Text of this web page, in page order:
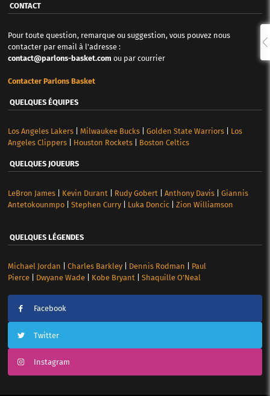
CONTACT
Pour toute question, remarque ou suggestion, vous pouvez nous
contacter par email à l'adresse :
contact@parlons-basket.com ou par courrier
Contacter Parlons Basket
QUELQUES ÉQUIPES
Los Angeles Lakers| Milwaukee Bucks| Golden State Warriors| Los
Angeles Clippers| Houston Rockets| Boston Celtics
QUELQUES JOUEURS
LeBron James| Kevin Durant Rudy Gobert Anthony Davis| Giannis
Antetokounmpo| Stephen Curry| Luka Doncic| Zion Williamson
QUELQUES LÉGENDES
Michael Jordan Charles Barkley| Dennis Rodman
Paul
Pierce| Dwyane Wade| Kobe Bryant| Shaquille O’Neal
Facebook
Twitter
Instagram